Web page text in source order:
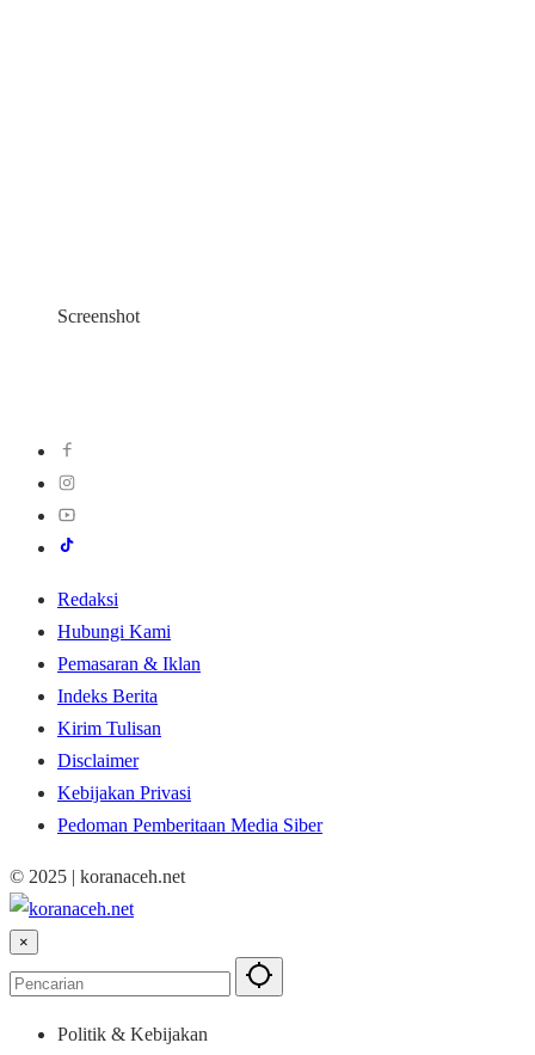
Screenshot
Redaksi
Hubungi Kami
Pemasaran & Iklan
Indeks Berita
Kirim Tulisan
Disclaimer
Kebijakan Privasi
Pedoman Pemberitaan Media Siber
© 2025 | koranaceh.net
×
Politik & Kebijakan